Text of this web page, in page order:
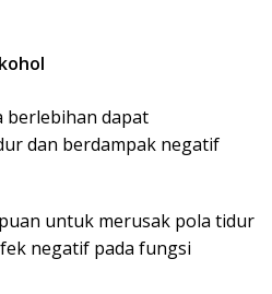
berlebihan dapat
dan berdampak negatif
untuk merusak pola tidur
negatif pada fungsi